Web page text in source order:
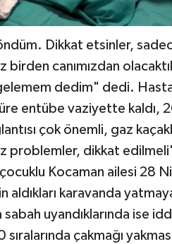
Dikkat etsinler,
birden canımızdan
dedim" dedi.
entübe vaziyette kaldı,
çok önemli, gaz
problemler, dikkat
Kocaman ailesi 28
aldıkları karavanda
uyandıklarında ise
çakmağı